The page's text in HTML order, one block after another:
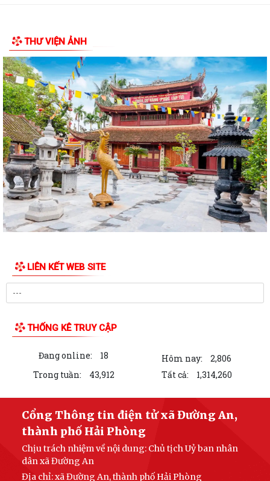
THƯ VIỆN ẢNH
LIÊN KẾT WEB SITE
THỐNG KÊ TRUY CẬP
Đang online: 18 Hôm nay:
2,806
Trong tuần:
43,912 Tất cả: 1,314,260
Cổng Thông tin điện tử xã Đường An,
thành phố Hải Phòng
Chịu trách nhiệm về nội dung: Chủ tịch Uỷ ban nhân
dân xã Đường An
Địa chỉ: xã Đường An, thành phố Hải Phòng